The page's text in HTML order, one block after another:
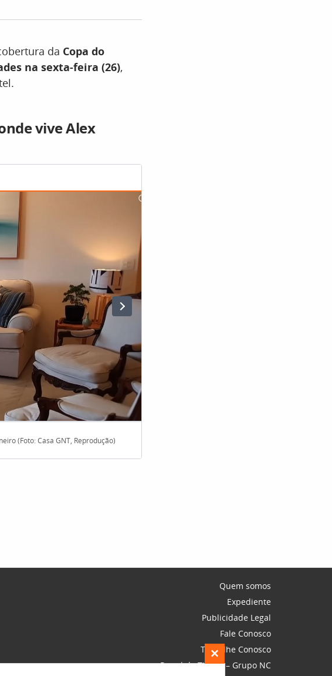
da Copa do
na sexta-feira (26),
vive Alex
(Foto: Casa GNT, Reprodução)
Quem somos
Expediente
Publicidade Legal
Fale Conosco
Trabalhe Conosco
Portal do Titular – Grupo NC
×